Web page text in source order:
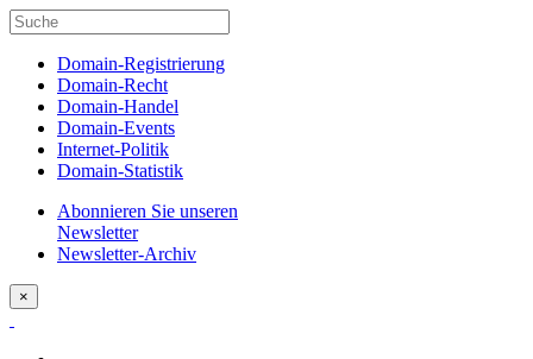
Domain-Registrierung
Domain-Recht
Domain-Handel
Domain-Events
Internet-Politik
Domain-Statistik
Abonnieren Sie unseren
Newsletter
Newsletter-Archiv
×